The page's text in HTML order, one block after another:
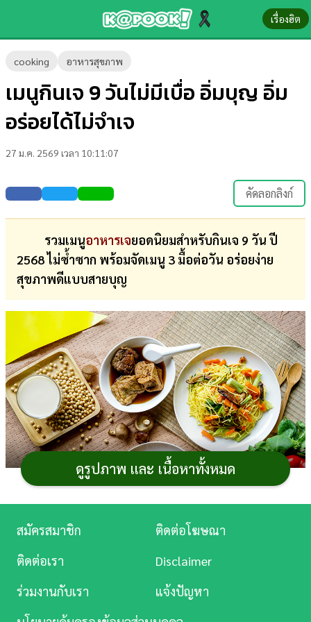
เรื่องฮิต
cooking อาหารสุขภาพ
เมนูกินเจ 9 วันไม่มีเบื่อ อิ่มบุญ อิ่ม
อร่อยได้ไม่จำเจ
27 ม.ค. 2569 เวลา 10:11:07
คัดลอกลิงก์
รวมเมนูอาหารเจยอดนิยมสำหรับกินเจ 9 วัน ปี
2568 ไม่ซ้ำซาก พร้อมจัดเมนู 3 มื้อต่อวัน อร่อยง่าย
สุขภาพดีแบบสายบุญ
ใกล้เข้ามาแล้วสำหรับ เทศกาลกินเจประเพณีสำคัญ
ของชาวไทยเชื้อสายจีน ที่จัดขึ้นในวันขึ้น 1 ค่ำ ถึงขึ้น 9 ค่ำ
เนื้อสัตว์ เครื่องปรุงมีกลิ่นฉุน และถือศีล เพื่อชำระจิตใจให้
บริสุทธิ์ แถมยังเป็นการปรับสมดุลให้ร่างกายไปในตัวด้วยนะ
ดูรูปภาพ และ เนื้อหาทั้งหมด
ข่าว-
ความ
รู้
บันเทิง
ตรวจ
ผล
บอล
สด
การ
เงิน
การ
ศึกษา
บันเทิง
ดู
Music
สมัครสมาชิก
ติดต่อโฆษณา
ติดต่อเรา
Disclaimer
ร่วมงานกับเรา
แจ้งปัญหา